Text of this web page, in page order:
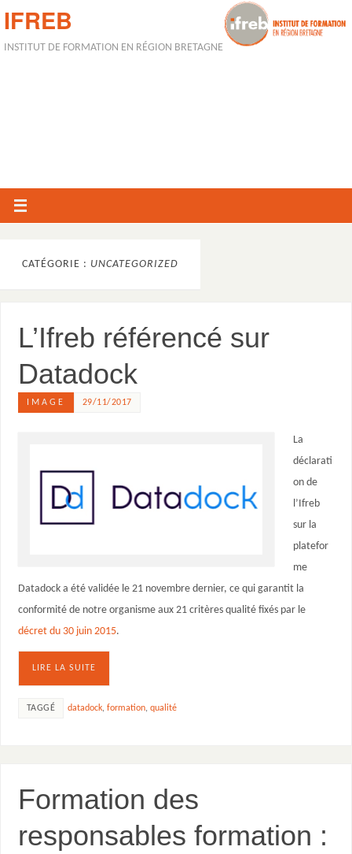
IFREB
INSTITUT DE FORMATION EN RÉGION BRETAGNE
CATÉGORIE : UNCATEGORIZED
L’Ifreb référencé sur
Datadock
IMAGE 29/11/2017
La
déclarati
on de
l’Ifreb
sur la
platefor
me
Datadock a été validée le 21 novembre dernier, ce qui garantit la
conformité de notre organisme aux 21 critères qualité fixés par le
décret du 30 juin 2015.
LIRE LA SUITE
TAGGÉ datadock,formation,qualité
Formation des
responsables formation :